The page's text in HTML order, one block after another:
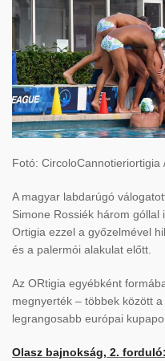
Fotó: CircoloCannotieriortigia
A magyar labdarúgó
Simone Rossiék három góllal
Ortigia ezzel a győzelmével
és a palermói alakulat előtt.
Az ORtigia egyébként
megnyerték – többek között
legrangosabb európai
Olasz bajnokság, 2. forduló: